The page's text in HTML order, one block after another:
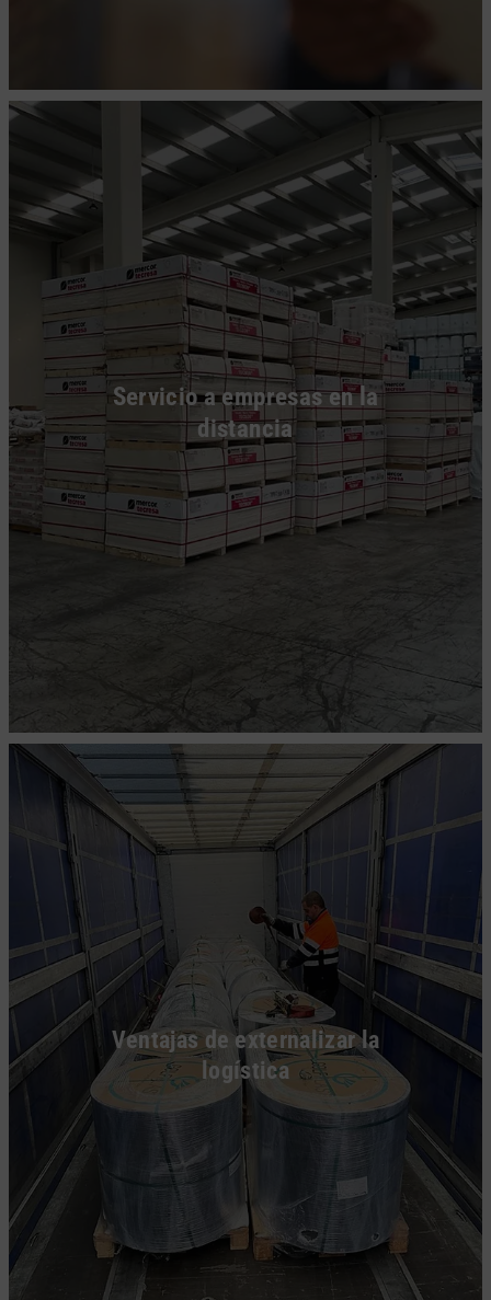
Servicio a empresas en la
distancia
Ventajas de externalizar la
logística